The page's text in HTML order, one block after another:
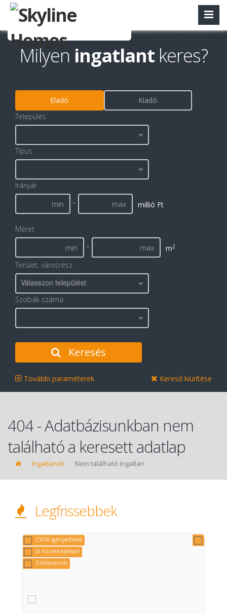
Milyen ingatlant keres?
Eladó
Kiadó
Település
Típus
Irányár
-
millió Ft
Méret
-
m2
Terület, városrész
Válasszon települést
Szobák száma
Keresés
További paraméterek Kereső kiürítése
404 - Adatbázisunkban nem
található a keresett adatlap
Ingatlanok Nem található ingatlan
Legfrissebbek
CSOK igényelhető
Jó közlekedéssel
Zöldövezeti